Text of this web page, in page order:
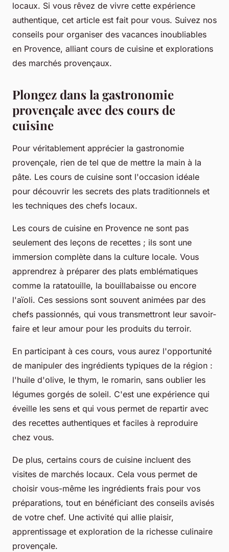
locaux. Si vous rêvez de vivre cette expérience
authentique, cet article est fait pour vous. Suivez nos
conseils pour organiser des vacances inoubliables
en Provence, alliant cours de cuisine et explorations
des marchés provençaux.
Plongez dans la gastronomie
provençale avec des cours de
cuisine
Pour véritablement apprécier la gastronomie
provençale, rien de tel que de mettre la main à la
pâte. Les cours de cuisine sont l'occasion idéale
pour découvrir les secrets des plats traditionnels et
les techniques des chefs locaux.
Les cours de cuisine en Provence ne sont pas
seulement des leçons de recettes ; ils sont une
immersion complète dans la culture locale. Vous
apprendrez à préparer des plats emblématiques
comme la ratatouille, la bouillabaisse ou encore
l'aïoli. Ces sessions sont souvent animées par des
chefs passionnés, qui vous transmettront leur savoir-
faire et leur amour pour les produits du terroir.
En participant à ces cours, vous aurez l'opportunité
de manipuler des ingrédients typiques de la région :
l'huile d'olive, le thym, le romarin, sans oublier les
légumes gorgés de soleil. C'est une expérience qui
éveille les sens et qui vous permet de repartir avec
des recettes authentiques et faciles à reproduire
chez vous.
De plus, certains cours de cuisine incluent des
visites de marchés locaux. Cela vous permet de
choisir vous-même les ingrédients frais pour vos
préparations, tout en bénéficiant des conseils avisés
de votre chef. Une activité qui allie plaisir,
apprentissage et exploration de la richesse culinaire
provençale.